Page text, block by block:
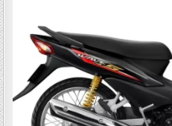
o
k